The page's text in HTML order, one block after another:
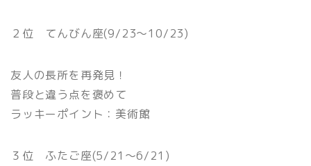
２位 てんびん座(9/23〜10/23)
友人の長所を再発見！
普段と違う点を褒めて
ラッキーポイント：美術館
３位 ふたご座(5/21〜6/21)